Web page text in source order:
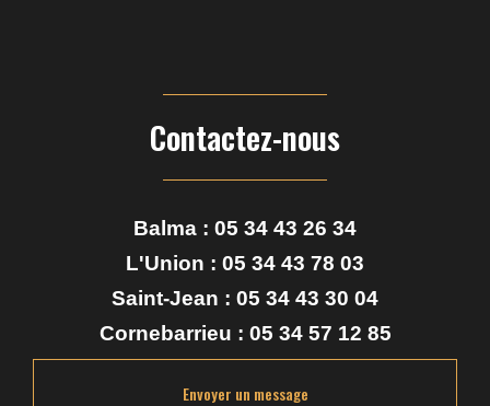
Contactez-nous
Balma : 05 34 43 26 34
L'Union : 05 34 43 78 03
Saint-Jean : 05 34 43 30 04
Cornebarrieu : 05 34 57 12 85
Envoyer un message